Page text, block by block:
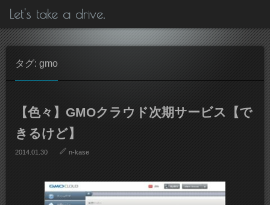
Let's take a drive.
タグ: gmo
【色々】GMOクラウド次期サービス【で
きるけど】
2014.01.30 n-kase